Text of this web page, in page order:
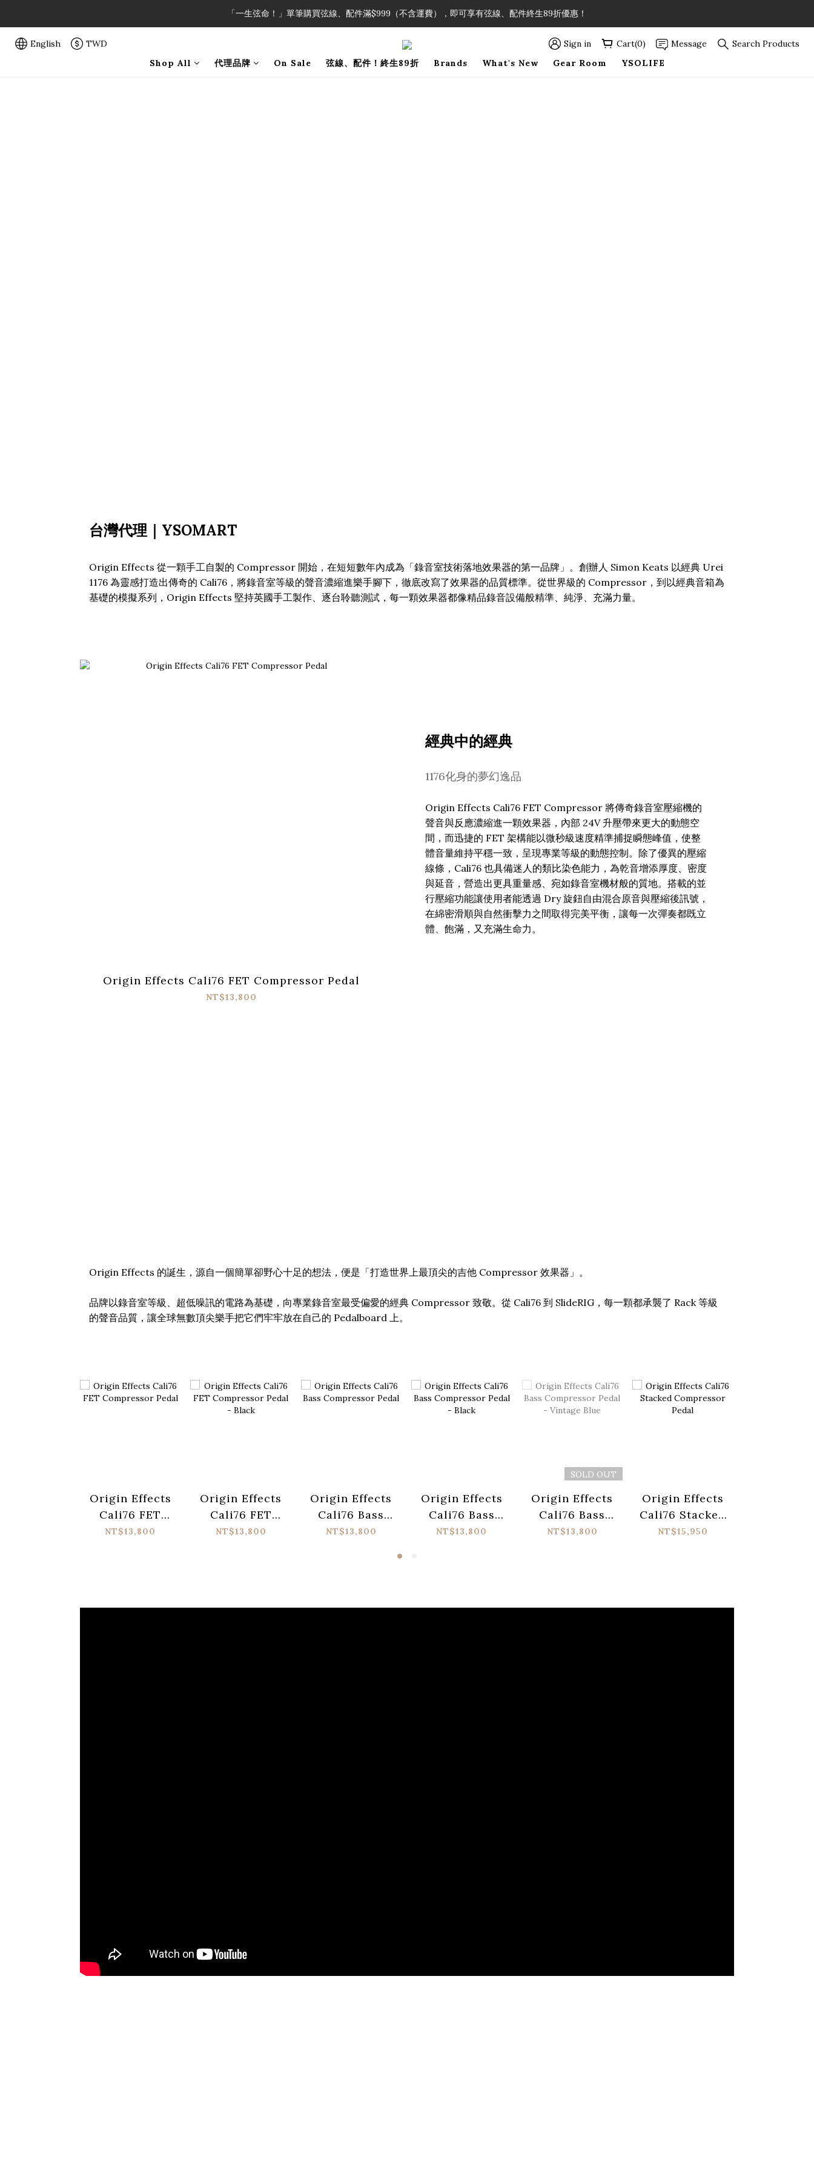
「一生弦命！」單筆購買弦線、配件滿$999（不含運費），即可享有弦線、配件終生89折優惠！
「一生弦命！」單筆購買弦線、配件滿$999（不含運費），即可享有弦線、配件終生89折優惠！
加入會員即領2000元購物金。 加入購物車查看更多折扣！
「一生弦命！」單筆購買弦線、配件滿$999（不含運費），即可享有弦線、配件終生89折優惠！
English TWD Sign in Cart(0) Message
Search Products
Shop All
代理品牌 On Sale 弦線、配件！終生89折 Brands What's New Gear Room YSOLIFE
台灣代理｜YSOMART
Origin Effects 從一顆手工自製的 Compressor 開始，在短短數年內成為「錄音室技術落地效果器的第一品牌」。創辦人 Simon Keats 以經典 Urei
1176 為靈感打造出傳奇的 Cali76，將錄音室等級的聲音濃縮進樂手腳下，徹底改寫了效果器的品質標準。從世界級的 Compressor，到以經典音箱為
基礎的模擬系列，Origin Effects 堅持英國手工製作、逐台聆聽測試，每一顆效果器都像精品錄音設備般精準、純淨、充滿力量。
Origin Effects Cali76 FET Compressor Pedal
NT$13,800
經典中的經典
1176化身的夢幻逸品
Origin Effects Cali76 FET Compressor 將傳奇錄音室壓縮機的
聲音與反應濃縮進一顆效果器，內部 24V 升壓帶來更大的動態空
間，而迅捷的 FET 架構能以微秒級速度精準捕捉瞬態峰值，使整
體音量維持平穩一致，呈現專業等級的動態控制。除了優異的壓縮
線條，Cali76 也具備迷人的類比染色能力，為乾音增添厚度、密度
與延音，營造出更具重量感、宛如錄音室機材般的質地。搭載的並
行壓縮功能讓使用者能透過 Dry 旋鈕自由混合原音與壓縮後訊號，
在綿密滑順與自然衝擊力之間取得完美平衡，讓每一次彈奏都既立
體、飽滿，又充滿生命力。
Origin Effects 的誕生，源自一個簡單卻野心十足的想法，便是「打造世界上最頂尖的吉他 Compressor 效果器」。
品牌以錄音室等級、超低噪訊的電路為基礎，向專業錄音室最受偏愛的經典 Compressor 致敬。從 Cali76 到 SlideRIG，每一顆都承襲了 Rack 等級
的聲音品質，讓全球無數頂尖樂手把它們牢牢放在自己的 Pedalboard 上。
Origin Effects
Cali76 FET
Compressor
NT$13,800
Origin Effects
Cali76 FET
Compressor
NT$13,800
Origin Effects
Cali76 Bass
Compressor
NT$13,800
Origin Effects
Cali76 Bass
Compressor
NT$13,800
SOLD OUT
Origin Effects
Cali76 Bass
Compressor
NT$13,800
Origin Effects
Cali76 Stacked
Compressor
NT$15,950